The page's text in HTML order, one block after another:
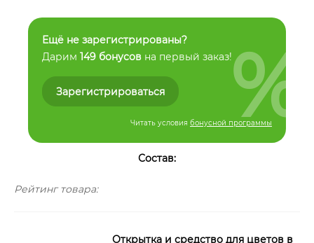
Ещё не зарегистрированы?
Дарим 149 бонусов на первый заказ!
Зарегистрироваться
Читать условия бонусной программы
%
Состав:
Рейтинг товара:
Открытка и средство для цветов в